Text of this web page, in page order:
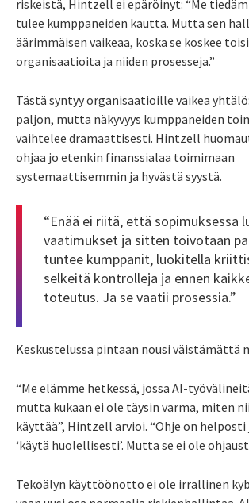
riskeistä, Hintzell ei epäröinyt: “Me
tulee kumppaneiden kautta. Mutta sen
äärimmäisen vaikeaa, koska se koskee
organisaatioita ja niiden prosesseja.”
Tästä syntyy organisaatioille vaikea
paljon, mutta näkyvyys kumppaneiden
vaihtelee dramaattisesti. Hintzell
ohjaa jo etenkin finanssialaa toimimaan
systemaattisemmin ja hyvästä syystä.
“Enää ei riitä, että sopimuksessa
vaatimukset ja sitten toivotaan
tuntee kumppanit, luokitella
selkeitä kontrolleja ja ennen
toteutus. Ja se vaatii prosessia.”
Keskustelussa pintaan nousi väistämättä
“Me elämme hetkessä, jossa AI-
mutta kukaan ei ole täysin varma, miten
käyttää”, Hintzell arvioi. “Ohje on
‘käytä huolellisesti’. Mutta se ei ole
Tekoälyn käyttöönotto ei ole irrallinen